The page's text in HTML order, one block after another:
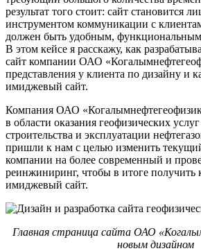
результат того стоит: сайт становится
инструментом коммуникации с
должен быть удобным,
В этом кейсе я расскажу, как
сайт компании ОАО
представления у клиента по дизайну и
имиджевый сайт.
Компания ОАО
в области оказания геофизических
строительства и эксплуатации
пришли к нам с целью изменить
компании на более современный и
реинжиниринг, чтобы в итоге получить
имиджевый сайт.
Главная страница сайта ОАО
новым дизайном